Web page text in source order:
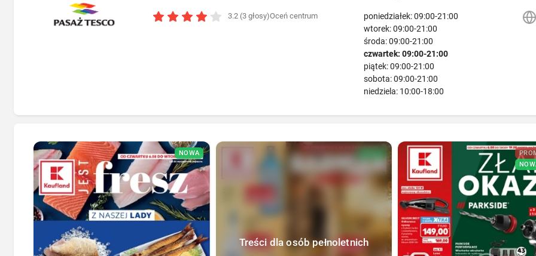
3.2 (3 głosy)Oceń centrum
poniedziałek: 09:00-21:00
wtorek: 09:00-21:00
środa: 09:00-21:00
czwartek: 09:00-21:00
piątek: 09:00-21:00
sobota: 09:00-21:00
niedziela: 10:00-18:00
NOWA
Treści dla osób pełnoletnich